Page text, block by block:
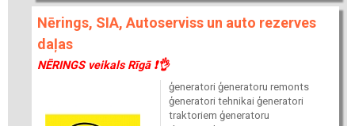
Nērings, SIA, Autoserviss un auto rezerves
daļas
NĒRINGS veikals Rīgā ❗👌
ģeneratori ģeneratoru remonts
ģeneratori tehnikai ģeneratori
traktoriem ģeneratoru